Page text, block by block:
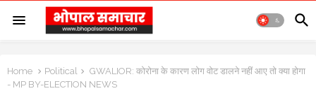
Home Political
GWALIOR: कोरोना के कारण लोग वोट डालने नहीं आए तो क्या होगा
- MP BY-ELECTION NEWS